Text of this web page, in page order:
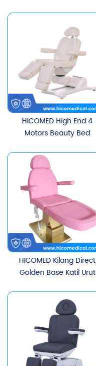
Katil Urut Perubatan
Pelbagai fungsi
HICOMED High End 4
Motors Beauty Bed
Gaya Pembelahan Katil
Bulu Mata Boleh Diputar
Meja Urutan Fungsional
HICOMED Kilang Direct
Golden Base Katil Urut
Perabot Katil Bulu Mata
Kosmetik Terapi Badan
Wajah Katil Kecantikan